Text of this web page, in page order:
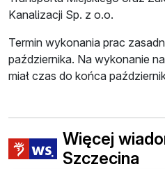
Kanalizacji Sp. z o.o.
Termin wykonania prac
października. Na wykonanie
miał czas do końca
Więcej
Szczecina